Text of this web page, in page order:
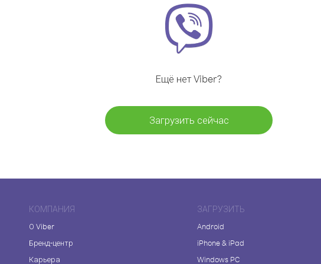
Ещё нет Viber?
Загрузить сейчас
КОМПАНИЯ
О Viber
Бренд-центр
Карьера
ЗАГРУЗИТЬ
Android
iPhone & iPad
Windows PC